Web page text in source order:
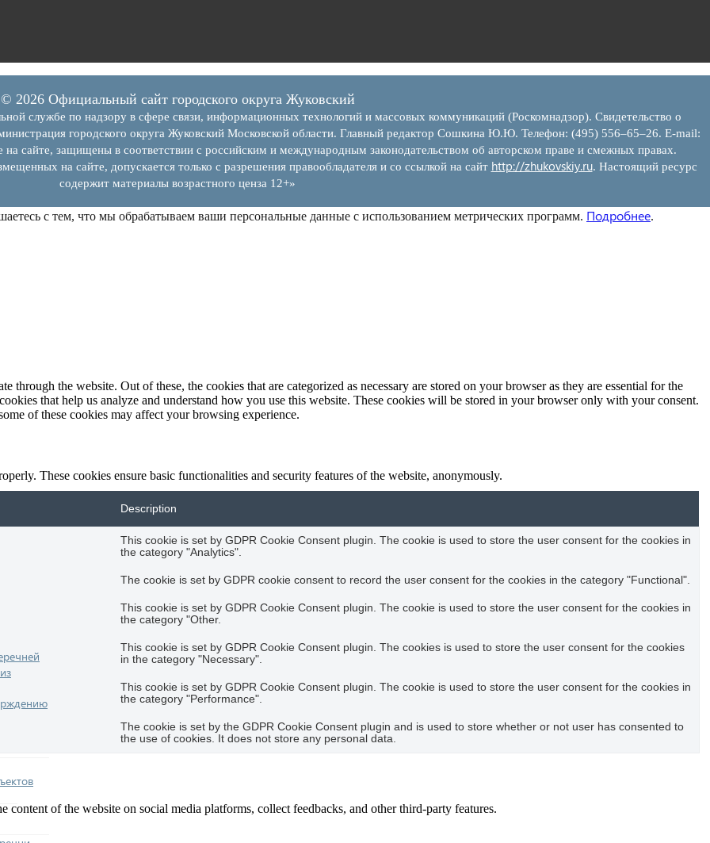
© 2026 Официальный сайт городского округа Жуковский
службе по надзору в сфере связи, информационных технологий и массовых коммуникаций (Роскомнадзор). Свидетельство о
городского округа Жуковский Московской области. Главный редактор Сошкина Ю.Ю. Телефон: (495) 556–65–26. E‑mail:
сайте, защищены в соответствии с российским и международным законодательством об авторском праве и смежных правах.
на сайте, допускается только с разрешения правообладателя и со ссылкой на сайт http://zhukovskiy.ru. Настоящий ресурс
содержит материалы возрастного ценза 12+»
с тем, что мы обрабатываем ваши персональные данные с использованием метрических программ. Подробнее.
the website. Out of these, the cookies that are categorized as necessary are stored on your browser as they are essential for the
that help us analyze and understand how you use this website. These cookies will be stored in your browser only with your consent.
of these cookies may affect your browsing experience.
These cookies ensure basic functionalities and security features of the website, anonymously.
Description
This cookie is set by GDPR Cookie Consent plugin. The cookie is used to store the user consent for the cookies in
the category "Analytics".
The cookie is set by GDPR cookie consent to record the user consent for the cookies in the category "Functional".
This cookie is set by GDPR Cookie Consent plugin. The cookie is used to store the user consent for the cookies in
the category "Other.
This cookie is set by GDPR Cookie Consent plugin. The cookies is used to store the user consent for the cookies
in the category "Necessary".
This cookie is set by GDPR Cookie Consent plugin. The cookie is used to store the user consent for the cookies in
the category "Performance".
The cookie is set by the GDPR Cookie Consent plugin and is used to store whether or not user has consented to
the use of cookies. It does not store any personal data.
of the website on social media platforms, collect feedbacks, and other third-party features.